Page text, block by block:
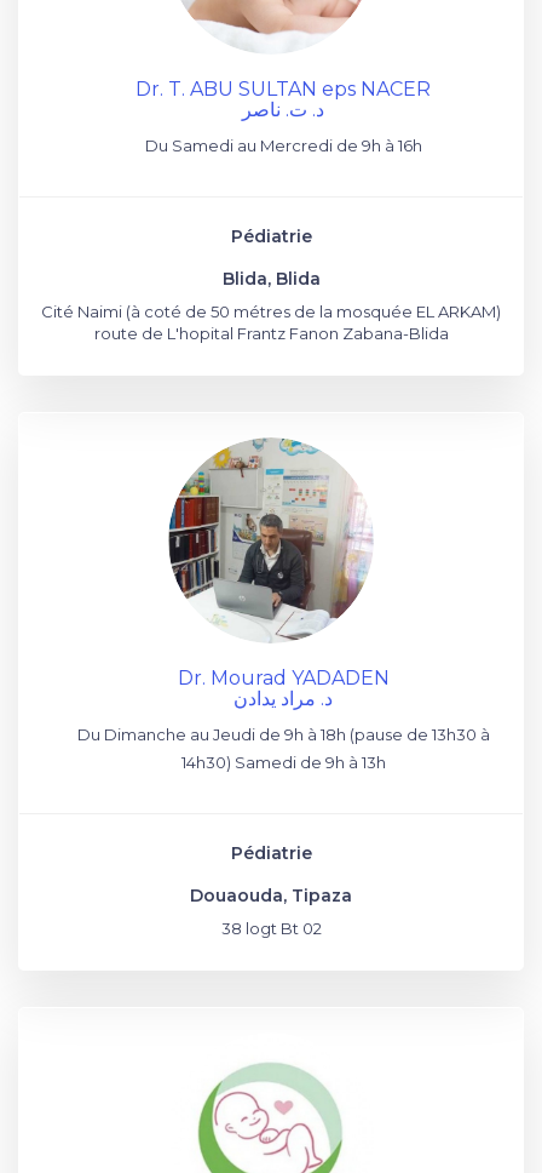
Dr. T. ABU SULTAN eps NACER
د. ت. ناصر
Du Samedi au Mercredi de 9h à 16h
Pédiatrie
Blida, Blida
Cité Naimi (à coté de 50 métres de la mosquée EL ARKAM)
route de L'hopital Frantz Fanon Zabana-Blida
Dr. Mourad YADADEN
د. مراد يدادن
Du Dimanche au Jeudi de 9h à 18h (pause de 13h30 à
14h30) Samedi de 9h à 13h
Pédiatrie
Douaouda, Tipaza
38 logt Bt 02